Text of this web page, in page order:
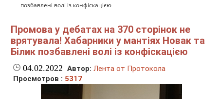
позбавлені волі із конфіскацією
Промова у дебатах на 370 сторінок не
врятувала! Хабарники у мантіях Новак та
Білик позбавлені волі із конфіскацією
04.02.2022 Автор: Лента от Протокола
Просмотров : 5317